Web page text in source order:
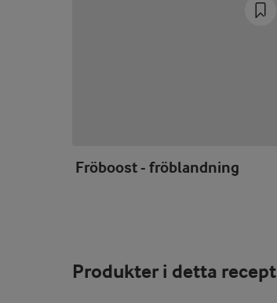
Fröboost - fröblandning
Produkter i detta recept